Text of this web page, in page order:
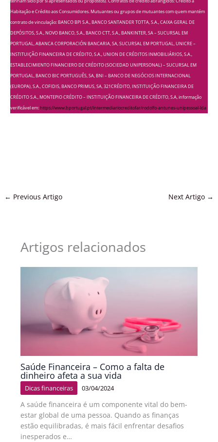
Habitação e Crédito aos Consumidores. Mutuantes ou grupos de mutuantes com quem mantém
contrato de vinculação: BANCO BPI S.A., BANCO SANTANDER TOTTA, S.A., CAIXA GERAL DE
DEPÓSITOS, S.A., NOVO BANCO, S.A., BANCO CTT, S.A., BANKINTER, SA – SUCURSAL EM
PORTUGAL, ABANCA CORPORACIÓN BANCARIA, SA, SUCURSAL EM PORTUGAL, UNICRE –
INSTITUIÇÃO FINANCEIRA DE CRÉDITO, S.A., UNION DE CRÉDITOS INMOBILIÁRIOS, S.A.,
ESTABLECIMIENTO FINANCIERO DE CRÉDITO (SOCIEDAD UNIPERSONAL) – SUCURSAL EM
PORTUGAL, BANCO BIC PORTUGUÊS, SA, BNI – BANCO DE NEGÓCIOS INTERNACIONAL
(EUROPA), S.A., COFIDIS, BANCO PRIMUS, SA, 321CRÉDITO, INSTITUIÇÃO FINANCEIRA DE
CRÉDITO S.A., MONTEPIO CRÉDITO – INSTITUIÇÃO FINANCEIRA DE CRÉDITO, S.A, informação
verificável em:https://www.bportugal.pt/intermediariocreditofar/rodolfo-antunes-unipessoal-lda
← Previous Artigo Next Artigo →
Artigos relacionados
Saúde Financeira – Como a falta de
dinheiro afeta a sua vida
Dicas financeiras 03/04/2024
A saúde financeira é um componente vital do bem-
estar global de uma pessoa. Quando as finanças
estão equilibradas, é mais fácil enfrentar desafios
inesperados e…